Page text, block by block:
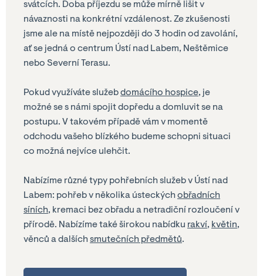
svátcích. Doba příjezdu se může mírně lišit v
návaznosti na konkrétní vzdálenost. Ze zkušenosti
jsme ale na místě nejpozději do 3 hodin od zavolání,
ať se jedná o centrum Ústí nad Labem, Neštěmice
nebo Severní Terasu.
Pokud využíváte služebdomácího hospice, je
možné se s námi spojit dopředu a domluvit se na
postupu. V takovém případě vám v momentě
odchodu vašeho blízkého budeme schopni situaci
co možná nejvíce ulehčit.
Nabízíme různé typy pohřebních služeb v Ústí nad
Labem: pohřeb v několika ústeckých obřadních
síních, kremaci bez obřadu a netradiční rozloučení v
přírodě. Nabízíme také širokou nabídku rakví, květin,
věnců a dalších smutečních předmětů.